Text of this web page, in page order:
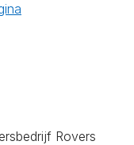
Rovers